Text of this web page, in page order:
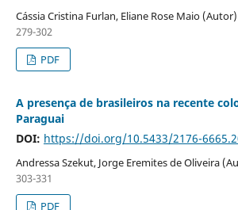
Cássia Cristina Furlan, Eliane Rose Maio (Autor)
279-302
PDF
A presença de brasileiros na recente
Paraguai
DOI: https://doi.org/10.5433/2176-
Andressa Szekut, Jorge Eremites de Oliveira
303-331
PDF